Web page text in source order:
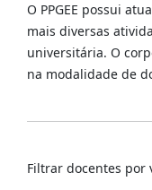
O PPGEE possui
mais diversas
universitária. O
na modalidade de
Filtrar docentes por